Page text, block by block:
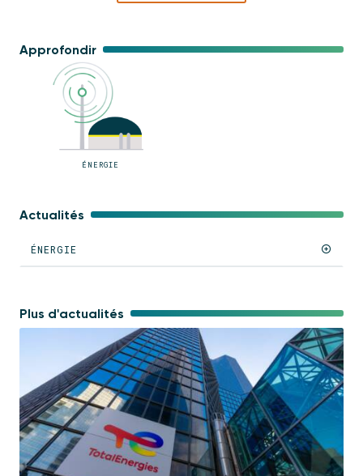
Approfondir
ÉNERGIE
Actualités
ÉNERGIE
Plus d'actualités